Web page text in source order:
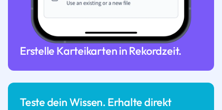
Erstelle Karteikarten in Rekordzeit.
Teste dein Wissen. Erhalte direkt